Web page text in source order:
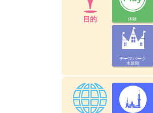
目的 体験
テーマパーク
水族館